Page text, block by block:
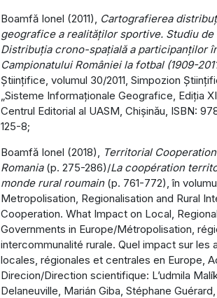
Boamfă Ionel (2011),
Cartografierea
geografice a realităţilor sportive. Studiu de
Distribuţia crono-spaţială a participanţilor
Campionatului României la fotbal (1909-
Ştiinţifice, volumul 30/2011, Simpozion
„Sisteme Informaţionale Geografice, Ediţia
Centrul Editorial al UASM, Chişinău, ISBN:
125-8;
Boamfă Ionel (2018),
Territorial
Romania (p. 275-286)/La coopération
monde rural roumain (p. 761-772), în
Metropolisation, Regionalisation and Rural
Cooperation. What Impact on Local,
Governments in Europe/Métropolisation,
intercommunalité rurale. Quel impact sur les
locales, régionales et centrales en Europe,
Direcion/Direction scientifique: L’udmila
Delaneuville, Marián Giba, Stéphane